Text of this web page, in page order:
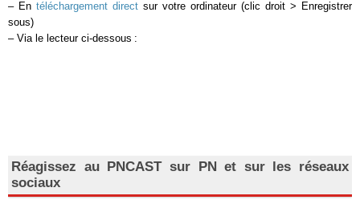
– En téléchargement direct sur votre ordinateur (clic droit > Enregistrer
sous)
– Via le lecteur ci-dessous :
Réagissez au PNCAST sur PN et sur les réseaux
sociaux